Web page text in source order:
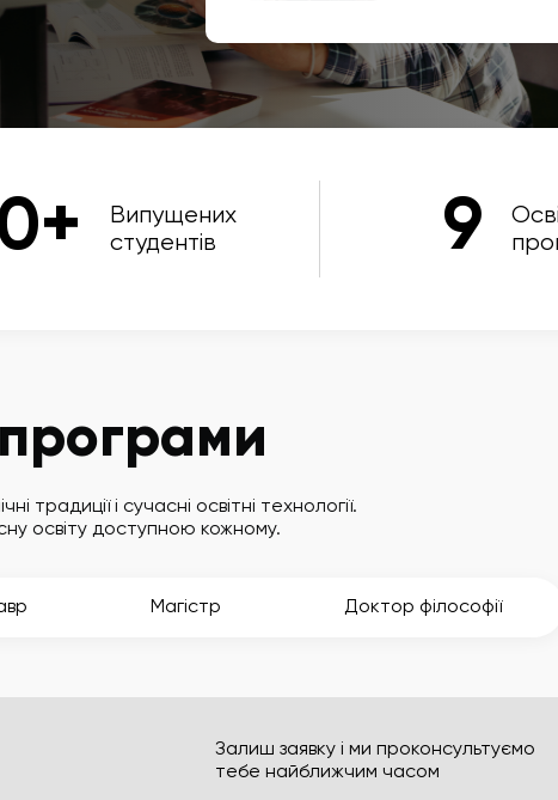
Випущених
студентів
9
програми
традиції і сучасні освітні технології.
освіту доступною кожному.
Магістр Доктор філософії
Залиш заявку і ми проконсультуємо
тебе найближчим часом